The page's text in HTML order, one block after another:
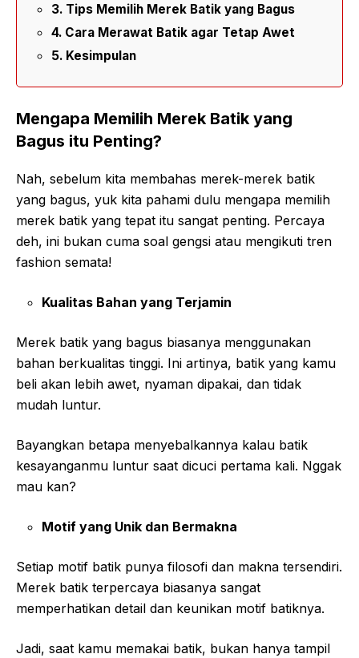
Tips Memilih Merek Batik yang Bagus
Cara Merawat Batik agar Tetap Awet
Kesimpulan
Mengapa Memilih Merek Batik yang
Bagus itu Penting?
Nah, sebelum kita membahas merek-merek batik
yang bagus, yuk kita pahami dulu mengapa memilih
merek batik yang tepat itu sangat penting. Percaya
deh, ini bukan cuma soal gengsi atau mengikuti tren
fashion semata!
Kualitas Bahan yang Terjamin
Merek batik yang bagus biasanya menggunakan
bahan berkualitas tinggi. Ini artinya, batik yang kamu
beli akan lebih awet, nyaman dipakai, dan tidak
mudah luntur.
Bayangkan betapa menyebalkannya kalau batik
kesayanganmu luntur saat dicuci pertama kali. Nggak
mau kan?
Motif yang Unik dan Bermakna
Setiap motif batik punya filosofi dan makna tersendiri.
Merek batik terpercaya biasanya sangat
memperhatikan detail dan keunikan motif batiknya.
Jadi, saat kamu memakai batik, bukan hanya tampil